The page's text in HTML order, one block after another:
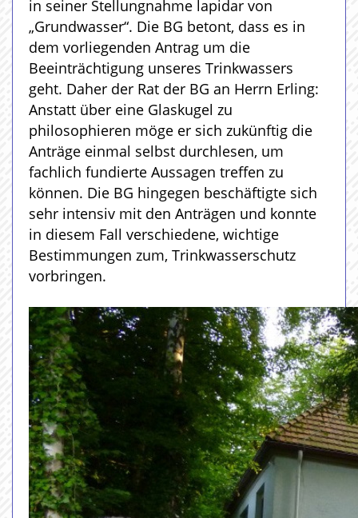
in seiner Stellungnahme lapidar von
„Grundwasser“. Die BG betont, dass es in
dem vorliegenden Antrag um die
Beeinträchtigung unseres Trinkwassers
geht. Daher der Rat der BG an Herrn Erling:
Anstatt über eine Glaskugel zu
philosophieren möge er sich zukünftig die
Anträge einmal selbst durchlesen, um
fachlich fundierte Aussagen treffen zu
können. Die BG hingegen beschäftigte sich
sehr intensiv mit den Anträgen und konnte
in diesem Fall verschiedene, wichtige
Bestimmungen zum, Trinkwasserschutz
vorbringen.